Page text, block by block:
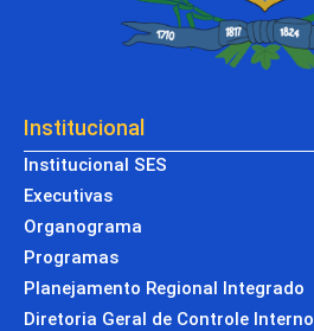
Institucional
Institucional SES
Executivas
Organograma
Programas
Planejamento Regional Integrado
Diretoria Geral de Controle Interno